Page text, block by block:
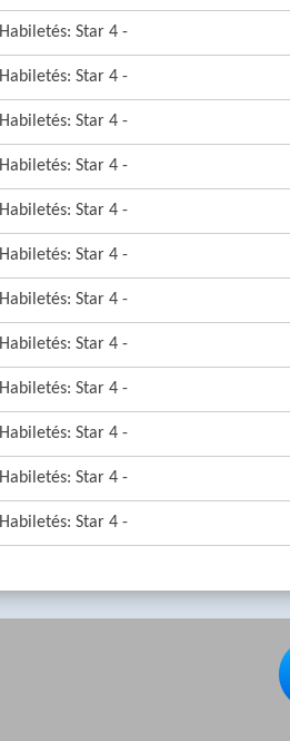
Habiletés: Star 4 -
Habiletés: Star 4 -
Habiletés: Star 4 -
Habiletés: Star 4 -
Habiletés: Star 4 -
Habiletés: Star 4 -
Habiletés: Star 4 -
Habiletés: Star 4 -
Habiletés: Star 4 -
Habiletés: Star 4 -
Habiletés: Star 4 -
Habiletés: Star 4 -